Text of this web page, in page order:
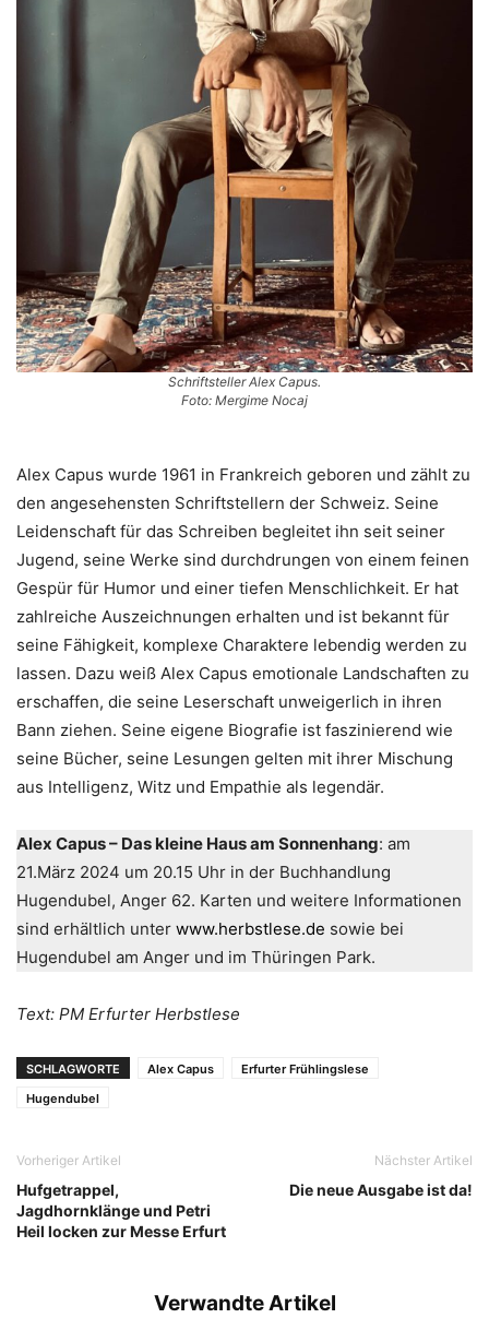
Schriftsteller Alex Capus.
Foto: Mergime Nocaj
Alex Capus wurde 1961 in Frankreich geboren und zählt zu
den angesehensten Schriftstellern der Schweiz. Seine
Leidenschaft für das Schreiben begleitet ihn seit seiner
Jugend, seine Werke sind durchdrungen von einem feinen
Gespür für Humor und einer tiefen Menschlichkeit. Er hat
zahlreiche Auszeichnungen erhalten und ist bekannt für
seine Fähigkeit, komplexe Charaktere lebendig werden zu
lassen. Dazu weiß Alex Capus emotionale Landschaften zu
erschaffen, die seine Leserschaft unweigerlich in ihren
Bann ziehen. Seine eigene Biografie ist faszinierend wie
seine Bücher, seine Lesungen gelten mit ihrer Mischung
aus Intelligenz, Witz und Empathie als legendär.
Alex Capus – Das kleine Haus am Sonnenhang: am
21.März 2024 um 20.15 Uhr in der Buchhandlung
Hugendubel, Anger 62. Karten und weitere Informationen
sind erhältlich unter www.herbstlese.de sowie bei
Hugendubel am Anger und im Thüringen Park.
Text: PM Erfurter Herbstlese
SCHLAGWORTE Alex Capus
Erfurter Frühlingslese
Hugendubel
Vorheriger Artikel
Hufgetrappel,
Jagdhornklänge und Petri
Heil locken zur Messe Erfurt
Nächster Artikel
Die neue Ausgabe ist da!
Verwandte Artikel